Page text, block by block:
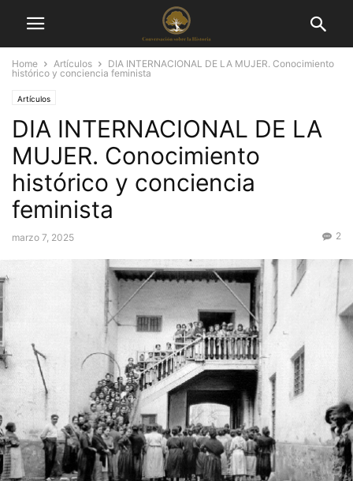
Home Artículos
DIA INTERNACIONAL DE LA MUJER. Conocimiento
histórico y conciencia feminista
Artículos
DIA INTERNACIONAL DE LA
MUJER. Conocimiento
histórico y conciencia
feminista
marzo 7, 2025 2